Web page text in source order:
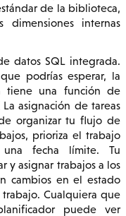
de la biblioteca,
internas
datos SQL integrada.
podrías esperar, la
tiene una función de
asignación de tareas
organizar tu flujo de
prioriza el trabajo
fecha límite. Tu
y asignar trabajos a los
cambios en el estado
Cualquiera que
puede ver